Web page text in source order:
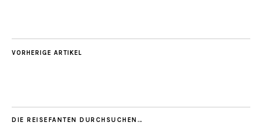
VORHERIGE ARTIKEL
DIE REISEFANTEN DURCHSUCHEN…